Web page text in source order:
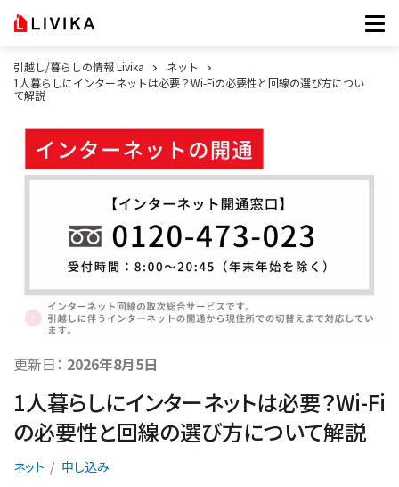
引越し/暮らしの情報 Livika
ネット
1人暮らしにインターネットは必要？Wi-Fiの必要性と回線の選び方につい
て解説
更新日： 2026年8月5日
1人暮らしにインターネットは必要？Wi-Fi
の必要性と回線の選び方について解説
ネット 申し込み